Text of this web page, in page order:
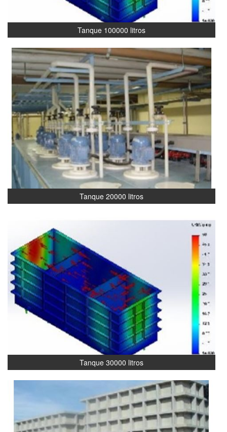
Tanque 100000 litros
Tanque 20000 litros
Tanque 30000 litros